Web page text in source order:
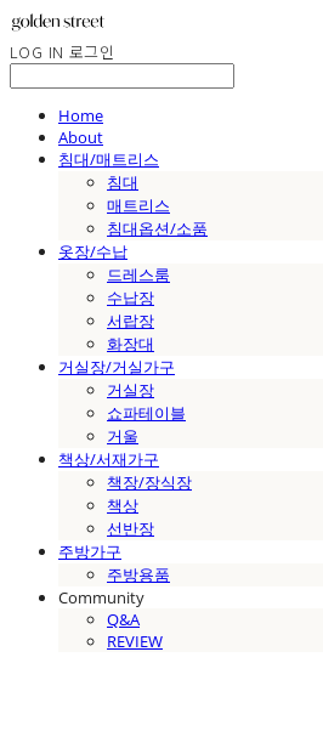
LOG IN 로그인
Home
About
침대/매트리스
침대
매트리스
침대옵션/소품
옷장/수납
드레스룸
수납장
서랍장
화장대
거실장/거실가구
거실장
쇼파테이블
거울
책상/서재가구
책장/장식장
책상
선반장
주방가구
주방용품
Community
Q&A
REVIEW